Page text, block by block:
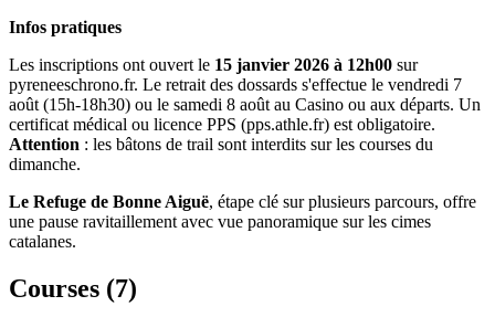
Infos pratiques
Les inscriptions ont ouvert le 15 janvier 2026 à 12h00 sur
pyreneeschrono.fr. Le retrait des dossards s'effectue le vendredi 7
août (15h-18h30) ou le samedi 8 août au Casino ou aux départs. Un
certificat médical ou licence PPS (pps.athle.fr) est obligatoire.
Attention : les bâtons de trail sont interdits sur les courses du
dimanche.
Le Refuge de Bonne Aiguë, étape clé sur plusieurs parcours, offre
une pause ravitaillement avec vue panoramique sur les cimes
catalanes.
Courses (7)